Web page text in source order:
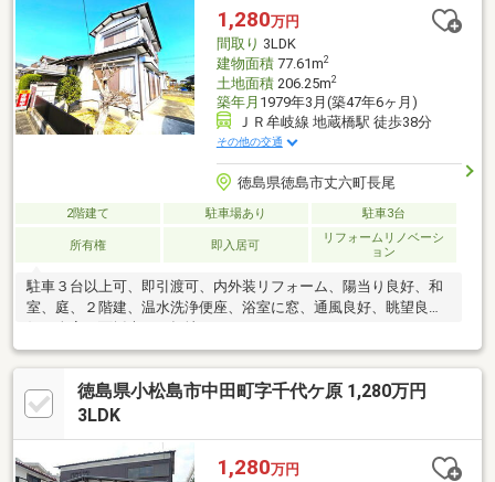
1,280万円
間取り 3LDK
建物面積77.61m2
土地面積206.25m2
築年月 1979年3月(築47年6ヶ月)
ＪＲ牟岐線 地蔵橋駅 徒歩38分
その他の交通
徳島県徳島市丈六町長尾
2階建て 駐車場あり 駐車3台
所有権 即入居可
リフォームリノベーシ
ョン
駐車３台以上可、即引渡可、内外装リフォーム、陽当り良好、和
室、庭、２階建、温水洗浄便座、浴室に窓、通風良好、眺望良
徳島県小松島市中田町字千代ケ原 1,280万円
3LDK
1,280万円